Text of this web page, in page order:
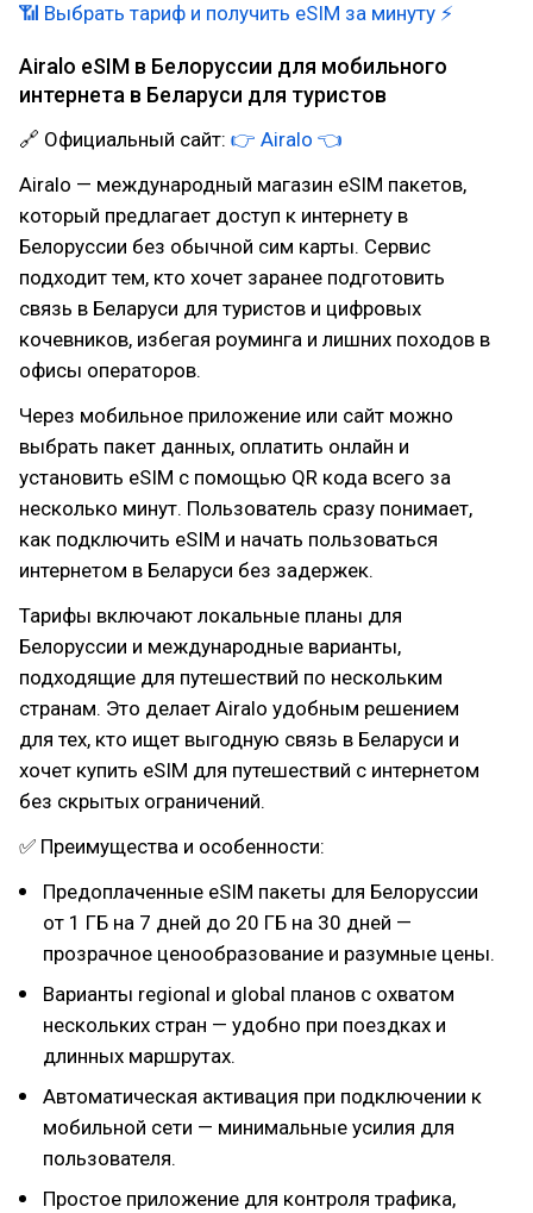
📶 Выбрать тариф и получить eSIM за минуту ⚡
Airalo eSIM в Белоруссии для мобильного
интернета в Беларуси для туристов
🔗 Официальный сайт: 👉 Airalo 👈
Airalo — международный магазин eSIM пакетов,
который предлагает доступ к интернету в
Белоруссии без обычной сим карты. Сервис
подходит тем, кто хочет заранее подготовить
связь в Беларуси для туристов и цифровых
кочевников, избегая роуминга и лишних походов в
офисы операторов.
Через мобильное приложение или сайт можно
выбрать пакет данных, оплатить онлайн и
установить eSIM с помощью QR кода всего за
несколько минут. Пользователь сразу понимает,
как подключить eSIM и начать пользоваться
интернетом в Беларуси без задержек.
Тарифы включают локальные планы для
Белоруссии и международные варианты,
подходящие для путешествий по нескольким
странам. Это делает Airalo удобным решением
для тех, кто ищет выгодную связь в Беларуси и
хочет купить eSIM для путешествий с интернетом
без скрытых ограничений.
✅ Преимущества и особенности:
Предоплаченные eSIM пакеты для Белоруссии
от 1 ГБ на 7 дней до 20 ГБ на 30 дней —
прозрачное ценообразование и разумные цены.
Варианты regional и global планов с охватом
нескольких стран — удобно при поездках и
длинных маршрутах.
Автоматическая активация при подключении к
мобильной сети — минимальные усилия для
пользователя.
Простое приложение для контроля трафика,